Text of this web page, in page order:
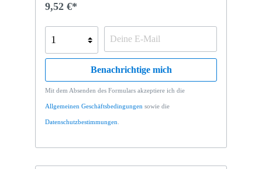
9,52 €*
Benachrichtige mich
Mit dem Absenden des Formulars akzeptiere ich die
Allgemeinen Geschäftsbedingungen sowie die
Datenschutzbestimmungen